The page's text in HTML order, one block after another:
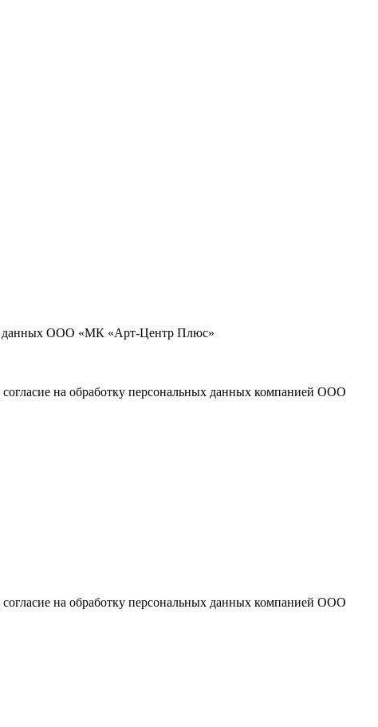
данных ООО «МК «Арт-Центр Плюс»
на обработку персональных данных компанией ООО
на обработку персональных данных компанией ООО